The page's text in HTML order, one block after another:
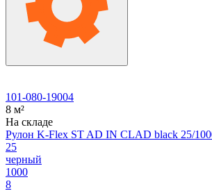
101-080-19004
8 м²
На складе
Рулон K-Flex ST AD IN CLAD black 25/
25
черный
1000
8